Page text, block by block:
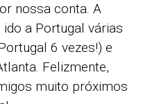
nossa conta. A
a Portugal várias
6 vezes!) e
Felizmente,
muito próximos